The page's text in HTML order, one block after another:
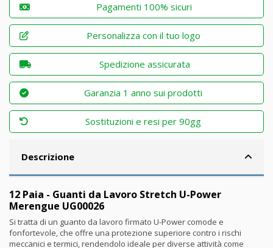
Pagamenti 100% sicuri
Personalizza con il tuo logo
Spedizione assicurata
Garanzia 1 anno sui prodotti
Sostituzioni e resi per 90gg
Descrizione
12 Paia - Guanti da Lavoro Stretch U-Power
Merengue UG00026
Si tratta di un guanto da lavoro firmato U-Power comode e
fonfortevole, che offre una protezione superiore contro i rischi
meccanici e termici, rendendolo ideale per diverse attività come